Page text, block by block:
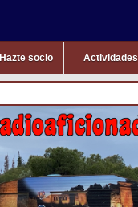
Hazte socio Actividades